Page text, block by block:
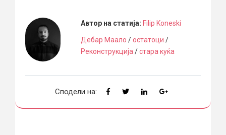
Автор на статија: Filip Koneski
Дебар Маало /остатоци /
Реконструкција /стара куќа
Сподели на: